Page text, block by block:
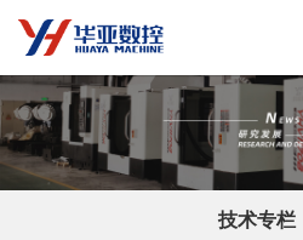
技术专栏